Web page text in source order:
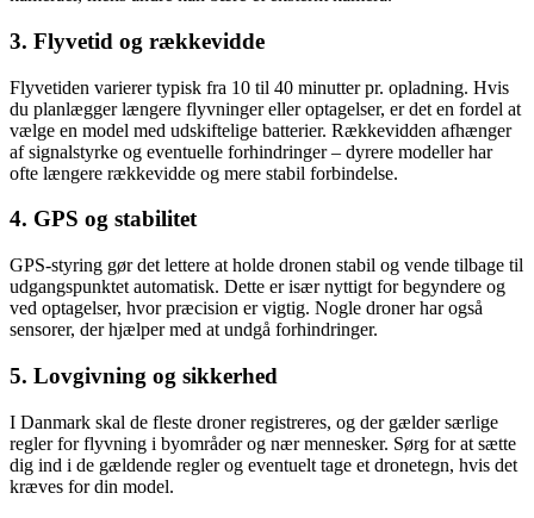
3. Flyvetid og rækkevidde
Flyvetiden varierer typisk fra 10 til 40 minutter pr. opladning. Hvis
du planlægger længere flyvninger eller optagelser, er det en fordel at
vælge en model med udskiftelige batterier. Rækkevidden afhænger
af signalstyrke og eventuelle forhindringer – dyrere modeller har
ofte længere rækkevidde og mere stabil forbindelse.
4. GPS og stabilitet
GPS-styring gør det lettere at holde dronen stabil og vende tilbage til
udgangspunktet automatisk. Dette er især nyttigt for begyndere og
ved optagelser, hvor præcision er vigtig. Nogle droner har også
sensorer, der hjælper med at undgå forhindringer.
5. Lovgivning og sikkerhed
I Danmark skal de fleste droner registreres, og der gælder særlige
regler for flyvning i byområder og nær mennesker. Sørg for at sætte
dig ind i de gældende regler og eventuelt tage et dronetegn, hvis det
kræves for din model.